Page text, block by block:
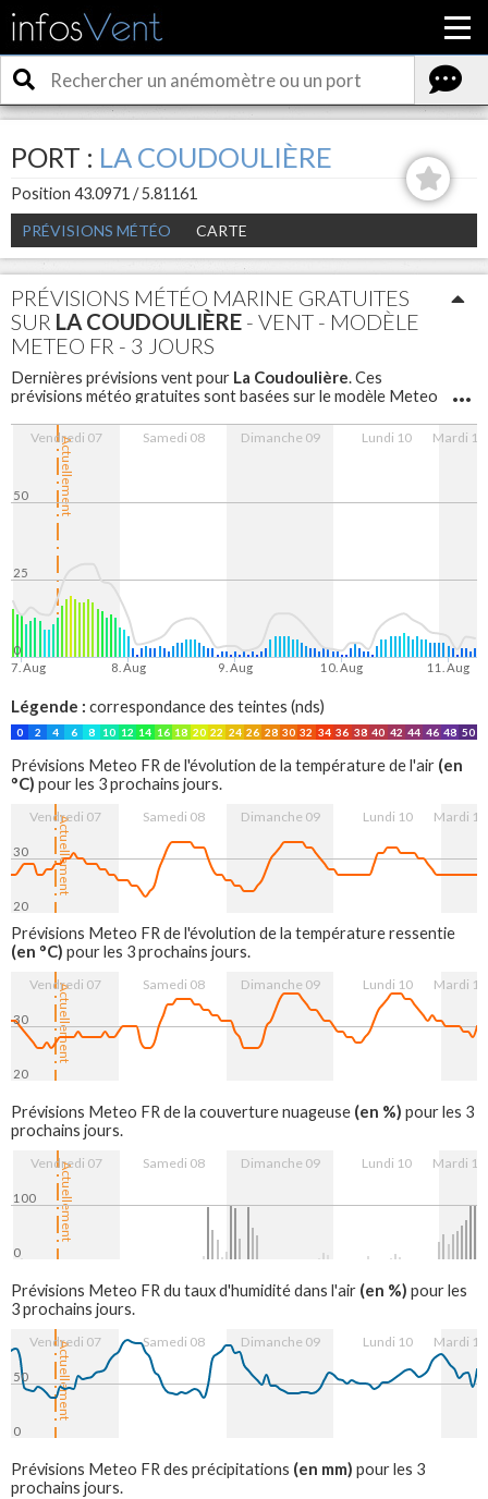
PORT : LA COUDOULIÈRE
Position 43.0971 / 5.81161
PRÉVISIONS MÉTÉO
CARTE
PRÉVISIONS MÉTÉO MARINE GRATUITES
SUR LA COUDOULIÈRE - VENT - MODÈLE
METEO FR - 3 JOURS
Dernières prévisions vent pour La Coudoulière. Ces
prévisions météo gratuites sont basées sur le modèle Meteo
prochains jours avec un pas d'une heure.
Actuellement
Vendredi 07 Samedi 08 Dimanche 09 Lundi 10 Mardi 11
7. Aug 8. Aug 9. Aug 10. Aug 11. Aug
0
25
50
Légende : correspondance des teintes (nds)
0 2 4 6 8 10 12 14 16 18 20 22 24 26 28 30 32 34 36 38 40 42 44 46 48 50
Prévisions Meteo FR de l'évolution de la température de l'air (en
°C) pour les 3 prochains jours.
Actuellement
Vendredi 07 Samedi 08 Dimanche 09 Lundi 10 Mardi 11
20
30
Prévisions Meteo FR de l'évolution de la température ressentie
(en °C) pour les 3 prochains jours.
Actuellement
Vendredi 07 Samedi 08 Dimanche 09 Lundi 10 Mardi 11
20
30
Prévisions Meteo FR de la couverture nuageuse (en %) pour les 3
prochains jours.
Actuellement
Vendredi 07 Samedi 08 Dimanche 09 Lundi 10 Mardi 11
0
100
Prévisions Meteo FR du taux d'humidité dans l'air (en %) pour les
3 prochains jours.
Actuellement
Vendredi 07 Samedi 08 Dimanche 09 Lundi 10 Mardi 11
0
50
Prévisions Meteo FR des précipitations (en mm) pour les 3
prochains jours.